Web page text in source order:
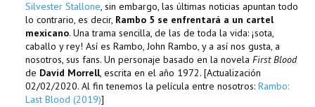
Silvester Stallone, sin embargo, las últimas noticias apuntan todo
lo contrario, es decir, Rambo 5 se enfrentará a un cartel
mexicano. Una trama sencilla, de las de toda la vida: ¡sota,
caballo y rey! Así es Rambo, John Rambo, y a así nos gusta, a
nosotros, sus fans. Un personaje basado en la novela First Blood
de David Morrell, escrita en el año 1972. [Actualización
02/02/2020. Al fin tenemos la película entre nosotros: Rambo:
Last Blood (2019)]